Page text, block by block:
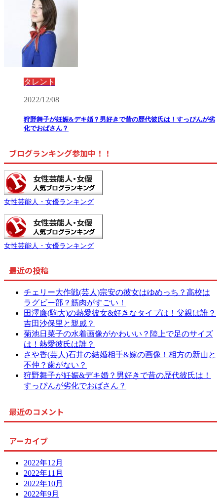
タレント
2022/12/08
狩野舞子が妊娠&デキ婚？男好きで昔の歴代彼氏は！すっぴんが劣
化でおばさん？
ブログランキング参加中！！
女性芸能人・女優ランキング
女性芸能人・女優ランキング
最近の投稿
チェリー大作戦(芸人)宗安の彼女はゆめっち？高校は
ラグビー部？筋肉がすごい！
田澤廉(駒大)の熱愛彼女&好きなタイプは！父親は誰？
吉田沙保里と親戚？
菊池日菜子の水着画像がかわいい？陸上で足のサイズ
は！熱愛彼氏は誰？
さや香(芸人)石井の結婚相手&嫁の画像！相方の新山と
不仲？歯がない？
狩野舞子が妊娠&デキ婚？男好きで昔の歴代彼氏は！
すっぴんが劣化でおばさん？
最近のコメント
アーカイブ
2022年12月
2022年11月
2022年10月
2022年9月